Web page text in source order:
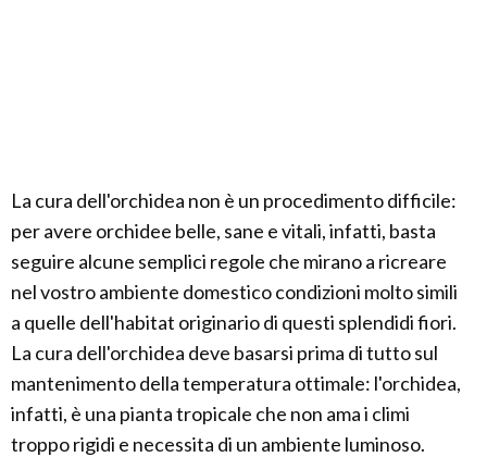
La cura dell'orchidea non è un procedimento difficile:
per avere orchidee belle, sane e vitali, infatti, basta
seguire alcune semplici regole che mirano a ricreare
nel vostro ambiente domestico condizioni molto simili
a quelle dell'habitat originario di questi splendidi fiori.
La cura dell'orchidea deve basarsi prima di tutto sul
mantenimento della temperatura ottimale: l'orchidea,
infatti, è una pianta tropicale che non ama i climi
troppo rigidi e necessita di un ambiente luminoso.